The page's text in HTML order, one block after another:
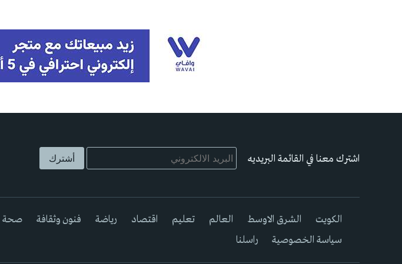
اشترك معنا في القائمة البريديه
الكويت الشرق الاوسط العالم تعليم اقتصاد رياضة فنون وثقافة صحة
سياسة الخصوصية
راسلنا